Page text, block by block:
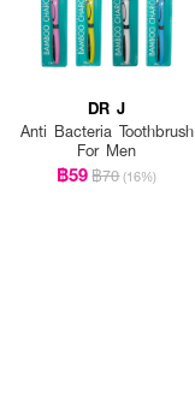
DR J
Anti Bacteria Toothbrush
For Men
฿59฿70 (16%)